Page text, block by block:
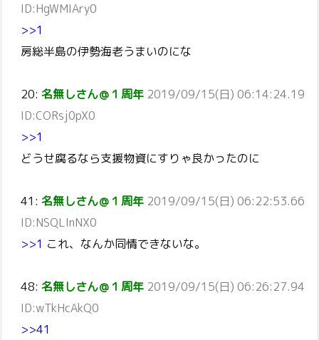
ID:HgWMIAry0
>>1
房総半島の伊勢海老うまいのにな
20: 名無しさん＠１周年 2019/09/15(日) 06:14:24.19
ID:CORsj0pX0
>>1
どうせ腐るなら支援物資にすりゃ良かったのに
41: 名無しさん＠１周年 2019/09/15(日) 06:22:53.66
ID:NSQLInNX0
>>1 これ、なんか同情できないな。
48: 名無しさん＠１周年 2019/09/15(日) 06:26:27.94
ID:wTkHcAkQ0
>>41